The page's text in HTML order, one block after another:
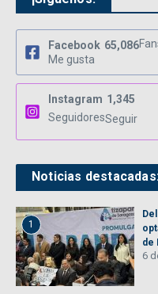
Facebook 65,086
Me gusta
Instagram 1,345
SeguidoresSeguir
Noticias
1
de
6